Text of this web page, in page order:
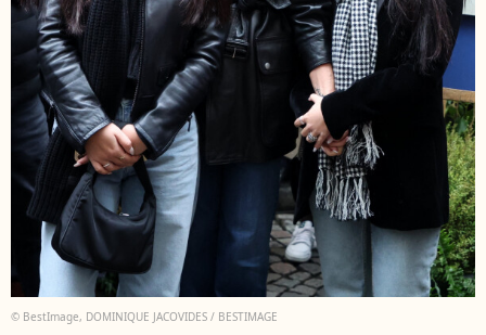
© BestImage, DOMINIQUE JACOVIDES / BESTIMAGE